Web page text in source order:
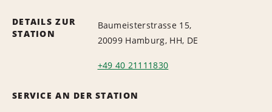
DETAILS ZUR
STATION
Baumeisterstrasse 15,
20099 Hamburg, HH, DE
+49 40 21111830
SERVICE AN DER STATION